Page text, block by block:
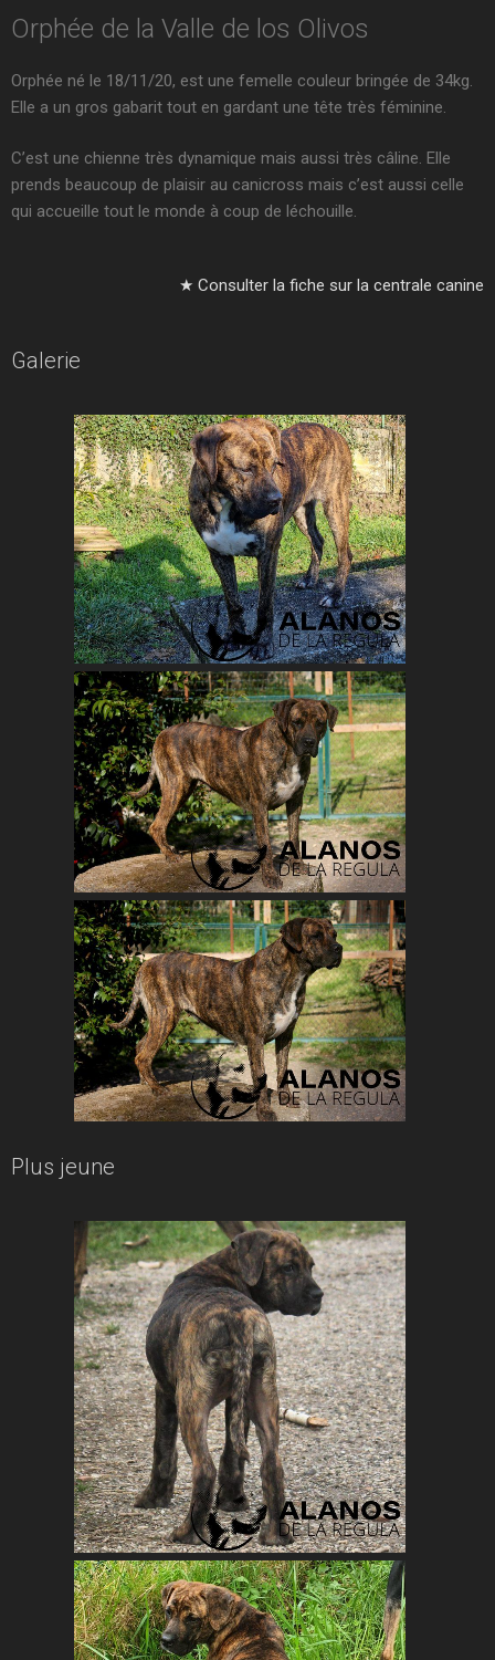
Orphée de la Valle de los Olivos
Orphée né le 18/11/20, est une femelle couleur bringée de 34kg.
Elle a un gros gabarit tout en gardant une tête très féminine.
C’est une chienne très dynamique mais aussi très câline. Elle
prends beaucoup de plaisir au canicross mais c’est aussi celle
qui accueille tout le monde à coup de léchouille.
★ Consulter la fiche sur la centrale canine
Galerie
Plus jeune